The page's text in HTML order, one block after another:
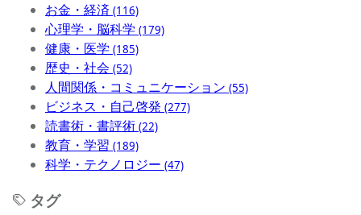
お金・経済 (116)
心理学・脳科学 (179)
健康・医学 (185)
歴史・社会 (52)
人間関係・コミュニケーション (55)
ビジネス・自己啓発 (277)
読書術・書評術 (22)
教育・学習 (189)
科学・テクノロジー (47)
タグ